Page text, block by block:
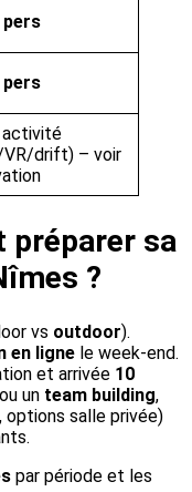
pers
pers
activité
VR/drift) – voir
préparer sa
?
vs outdoor).
en ligne le week-end.
et arrivée 10
ou un team building,
options salle privée)
par période et les